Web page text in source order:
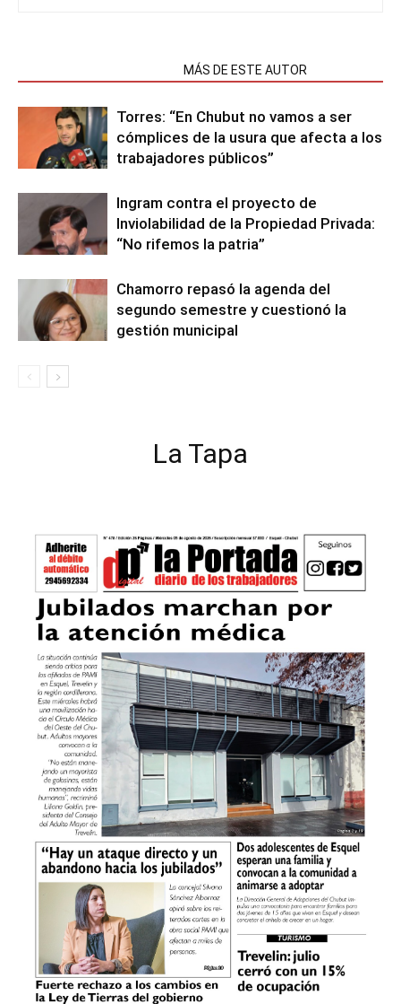
MÁS DE ESTE AUTOR
Torres: “En Chubut no vamos a ser
cómplices de la usura que afecta a los
trabajadores públicos”
Ingram contra el proyecto de
Inviolabilidad de la Propiedad Privada:
“No rifemos la patria”
Chamorro repasó la agenda del
segundo semestre y cuestionó la
gestión municipal
La Tapa